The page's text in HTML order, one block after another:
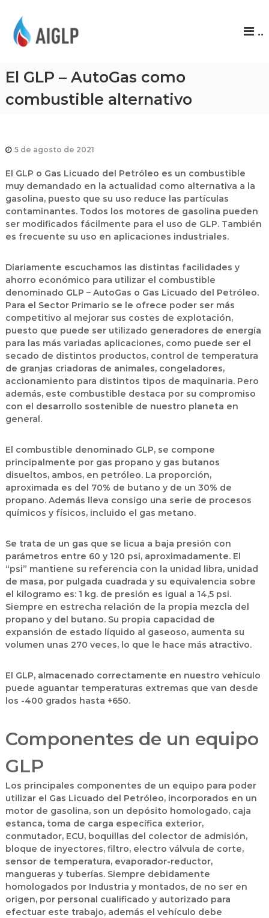
P
..
El GLP – AutoGas como
combustible alternativo
5 de agosto de 2021
El GLP o Gas Licuado del Petróleo es un combustible
muy demandado en la actualidad como alternativa a la
gasolina, puesto que su uso reduce las partículas
contaminantes. Todos los motores de gasolina pueden
ser modificados fácilmente para el uso de GLP. También
es frecuente su uso en aplicaciones industriales.
Diariamente escuchamos las distintas facilidades y
ahorro económico para utilizar el combustible
denominado GLP – AutoGas o Gas Licuado del Petróleo.
Para el Sector Primario se le ofrece poder ser más
competitivo al mejorar sus costes de explotación,
puesto que puede ser utilizado generadores de energía
para las más variadas aplicaciones, como puede ser el
secado de distintos productos, control de temperatura
de granjas criadoras de animales, congeladores,
accionamiento para distintos tipos de maquinaria. Pero
además, este combustible destaca por su compromiso
con el desarrollo sostenible de nuestro planeta en
general.
El combustible denominado GLP, se compone
principalmente por gas propano y gas butanos
disueltos, ambos, en petróleo. La proporción,
aproximada es del 70% de butano y de un 30% de
propano. Además lleva consigo una serie de procesos
químicos y físicos, incluido el gas metano.
Se trata de un gas que se licua a baja presión con
parámetros entre 60 y 120 psi, aproximadamente. El
“psi” mantiene su referencia con la unidad libra, unidad
de masa, por pulgada cuadrada y su equivalencia sobre
el kilogramo es: 1 kg. de presión es igual a 14,5 psi.
Siempre en estrecha relación de la propia mezcla del
propano y del butano. Su propia capacidad de
expansión de estado líquido al gaseoso, aumenta su
volumen unas 270 veces, lo que le hace más atractivo.
El GLP, almacenado correctamente en nuestro vehículo
puede aguantar temperaturas extremas que van desde
los -400 grados hasta +650.
Componentes de un equipo
GLP
Los principales componentes de un equipo para poder
utilizar el Gas Licuado del Petróleo, incorporados en un
motor de gasolina, son un depósito homologado, caja
estanca, toma de carga específica exterior,
conmutador, ECU, boquillas del colector de admisión,
bloque de inyectores, filtro, electro válvula de corte,
sensor de temperatura, evaporador-reductor,
mangueras y tuberías. Siempre debidamente
homologados por Industria y montados, de no ser en
origen, por personal cualificado y autorizado para
efectuar este trabajo, además el vehículo debe